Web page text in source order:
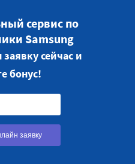
сервис по
Samsung
сейчас и
бонус!
заявку